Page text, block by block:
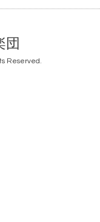
団
Reserved.